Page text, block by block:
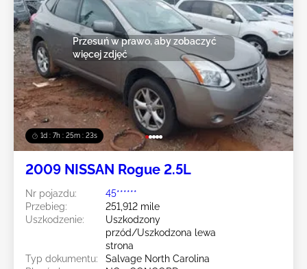
1d : 7h : 25m : 20s
Przesuń w prawo, aby zobaczyć
więcej zdjęć
2009 NISSAN Rogue 2.5L
Nr pojazdu:
45******
Przebieg:
251,912 mile
Uszkodzenie:
Uszkodzony
przód/Uszkodzona lewa
strona
Typ dokumentu:
Salvage North Carolina